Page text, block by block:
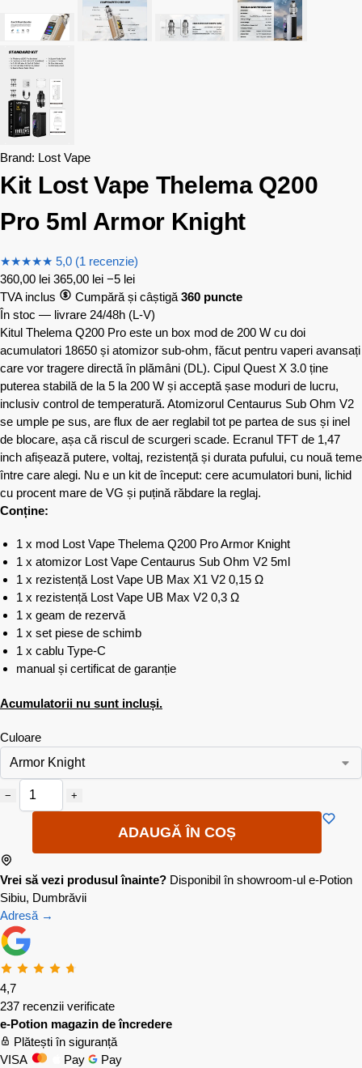
Brand: Lost Vape
Kit Lost Vape Thelema Q200
Pro 5ml Armor Knight
★★★★★ 5,0 (1 recenzie)
360,00 lei 365,00 lei −5 lei
TVA inclus
Cumpără și câștigă 360 puncte
În stoc — livrare 24/48h (L-V)
Kitul Thelema Q200 Pro este un box mod de 200 W cu doi
acumulatori 18650 și atomizor sub-ohm, făcut pentru vaperi avansați
care vor tragere directă în plămâni (DL). Cipul Quest X 3.0 ține
puterea stabilă de la 5 la 200 W și acceptă șase moduri de lucru,
inclusiv control de temperatură. Atomizorul Centaurus Sub Ohm V2
se umple pe sus, are flux de aer reglabil tot pe partea de sus și inel
de blocare, așa că riscul de scurgeri scade. Ecranul TFT de 1,47
inch afișează putere, voltaj, rezistență și durata pufului, cu nouă teme
între care alegi. Nu e un kit de început: cere acumulatori buni, lichid
cu procent mare de VG și puțină răbdare la reglaj.
Conține:
1 x mod Lost Vape Thelema Q200 Pro Armor Knight
1 x atomizor Lost Vape Centaurus Sub Ohm V2 5ml
1 x rezistență Lost Vape UB Max X1 V2 0,15 Ω
1 x rezistență Lost Vape UB Max V2 0,3 Ω
1 x geam de rezervă
1 x set piese de schimb
1 x cablu Type-C
manual și certificat de garanție
Acumulatorii nu sunt incluși.
Culoare
− +
ADAUGĂ ÎN COȘ
Vrei să vezi produsul înainte? Disponibil în showroom-ul e-Potion
Sibiu, Dumbrăvii
Adresă →
4,7
237 recenzii verificate
e-Potion magazin de încredere
Plătești în siguranță
VISA
Pay Pay